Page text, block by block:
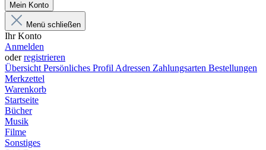
Mein Konto
Menü schließen
Ihr Konto
Anmelden
oderregistrieren
Übersicht Persönliches Profil Adressen Zahlungsarten Bestellungen
Merkzettel
Warenkorb
Startseite
Bücher
Musik
Filme
Sonstiges